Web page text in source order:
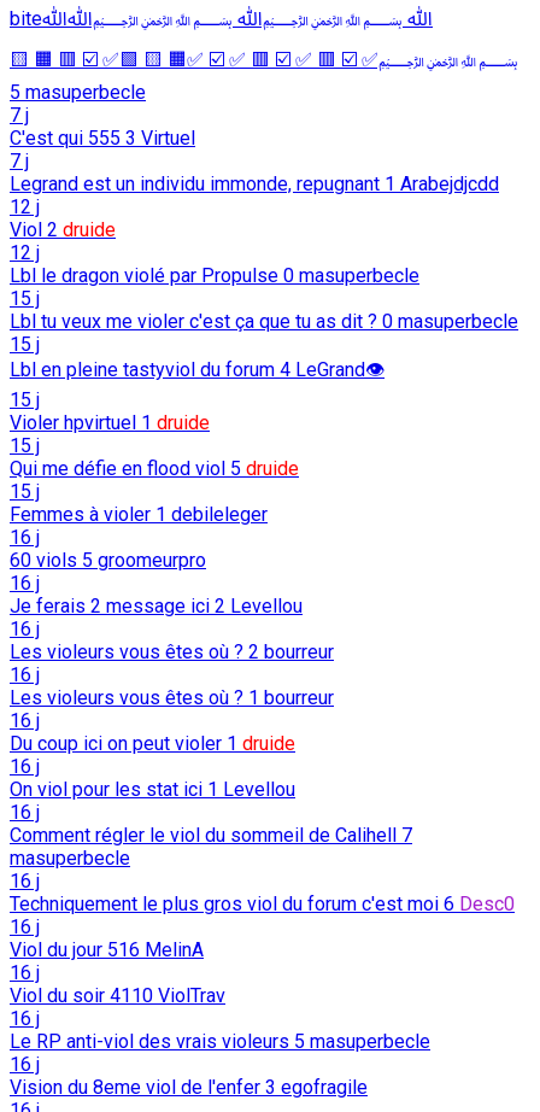
biteﷲ ﷽ﷲ ﷽ﷲﷲ
﷽✅ ☑️ 🟥 ✅ ☑️ 🟥 ✅ ☑️ ✅🟧 🟨 🟩✅ ☑️ 🟥 🟧 🟨
masuperbecle
7 j
C'est qui 555 3 Virtuel
7 j
Legrand est un individu immonde, repugnant 1 Arabejdjcdd
12 j
Viol 2 druide
12 j
Lbl le dragon violé par Propulse 0 masuperbecle
15 j
Lbl tu veux me violer c'est ça que tu as dit ? 0 masuperbecle
15 j
Lbl en pleine tastyviol du forum 4 LeGrand👁️
15 j
Violer hpvirtuel 1 druide
15 j
Qui me défie en flood viol 5 druide
15 j
Femmes à violer 1 debileleger
16 j
60 viols 5 groomeurpro
16 j
Je ferais 2 message ici 2 Levellou
16 j
Les violeurs vous êtes où ? 2 bourreur
16 j
Les violeurs vous êtes où ? 1 bourreur
16 j
Du coup ici on peut violer 1 druide
16 j
On viol pour les stat ici 1 Levellou
16 j
Comment régler le viol du sommeil de Calihell 7
masuperbecle
16 j
Techniquement le plus gros viol du forum c'est moi 6 Desc0
16 j
Viol du jour 516 MelinA
16 j
Viol du soir 4110 ViolTrav
16 j
Le RP anti-viol des vrais violeurs 5 masuperbecle
16 j
Vision du 8eme viol de l'enfer 3 egofragile